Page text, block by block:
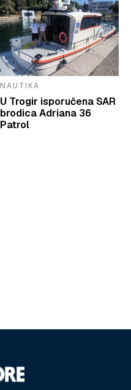
NAUTIKA
U Trogir isporučena SAR
brodica Adriana 36
Patrol